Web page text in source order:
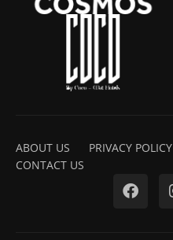
ABOUT US PRIVACY POLICY
CONTACT US